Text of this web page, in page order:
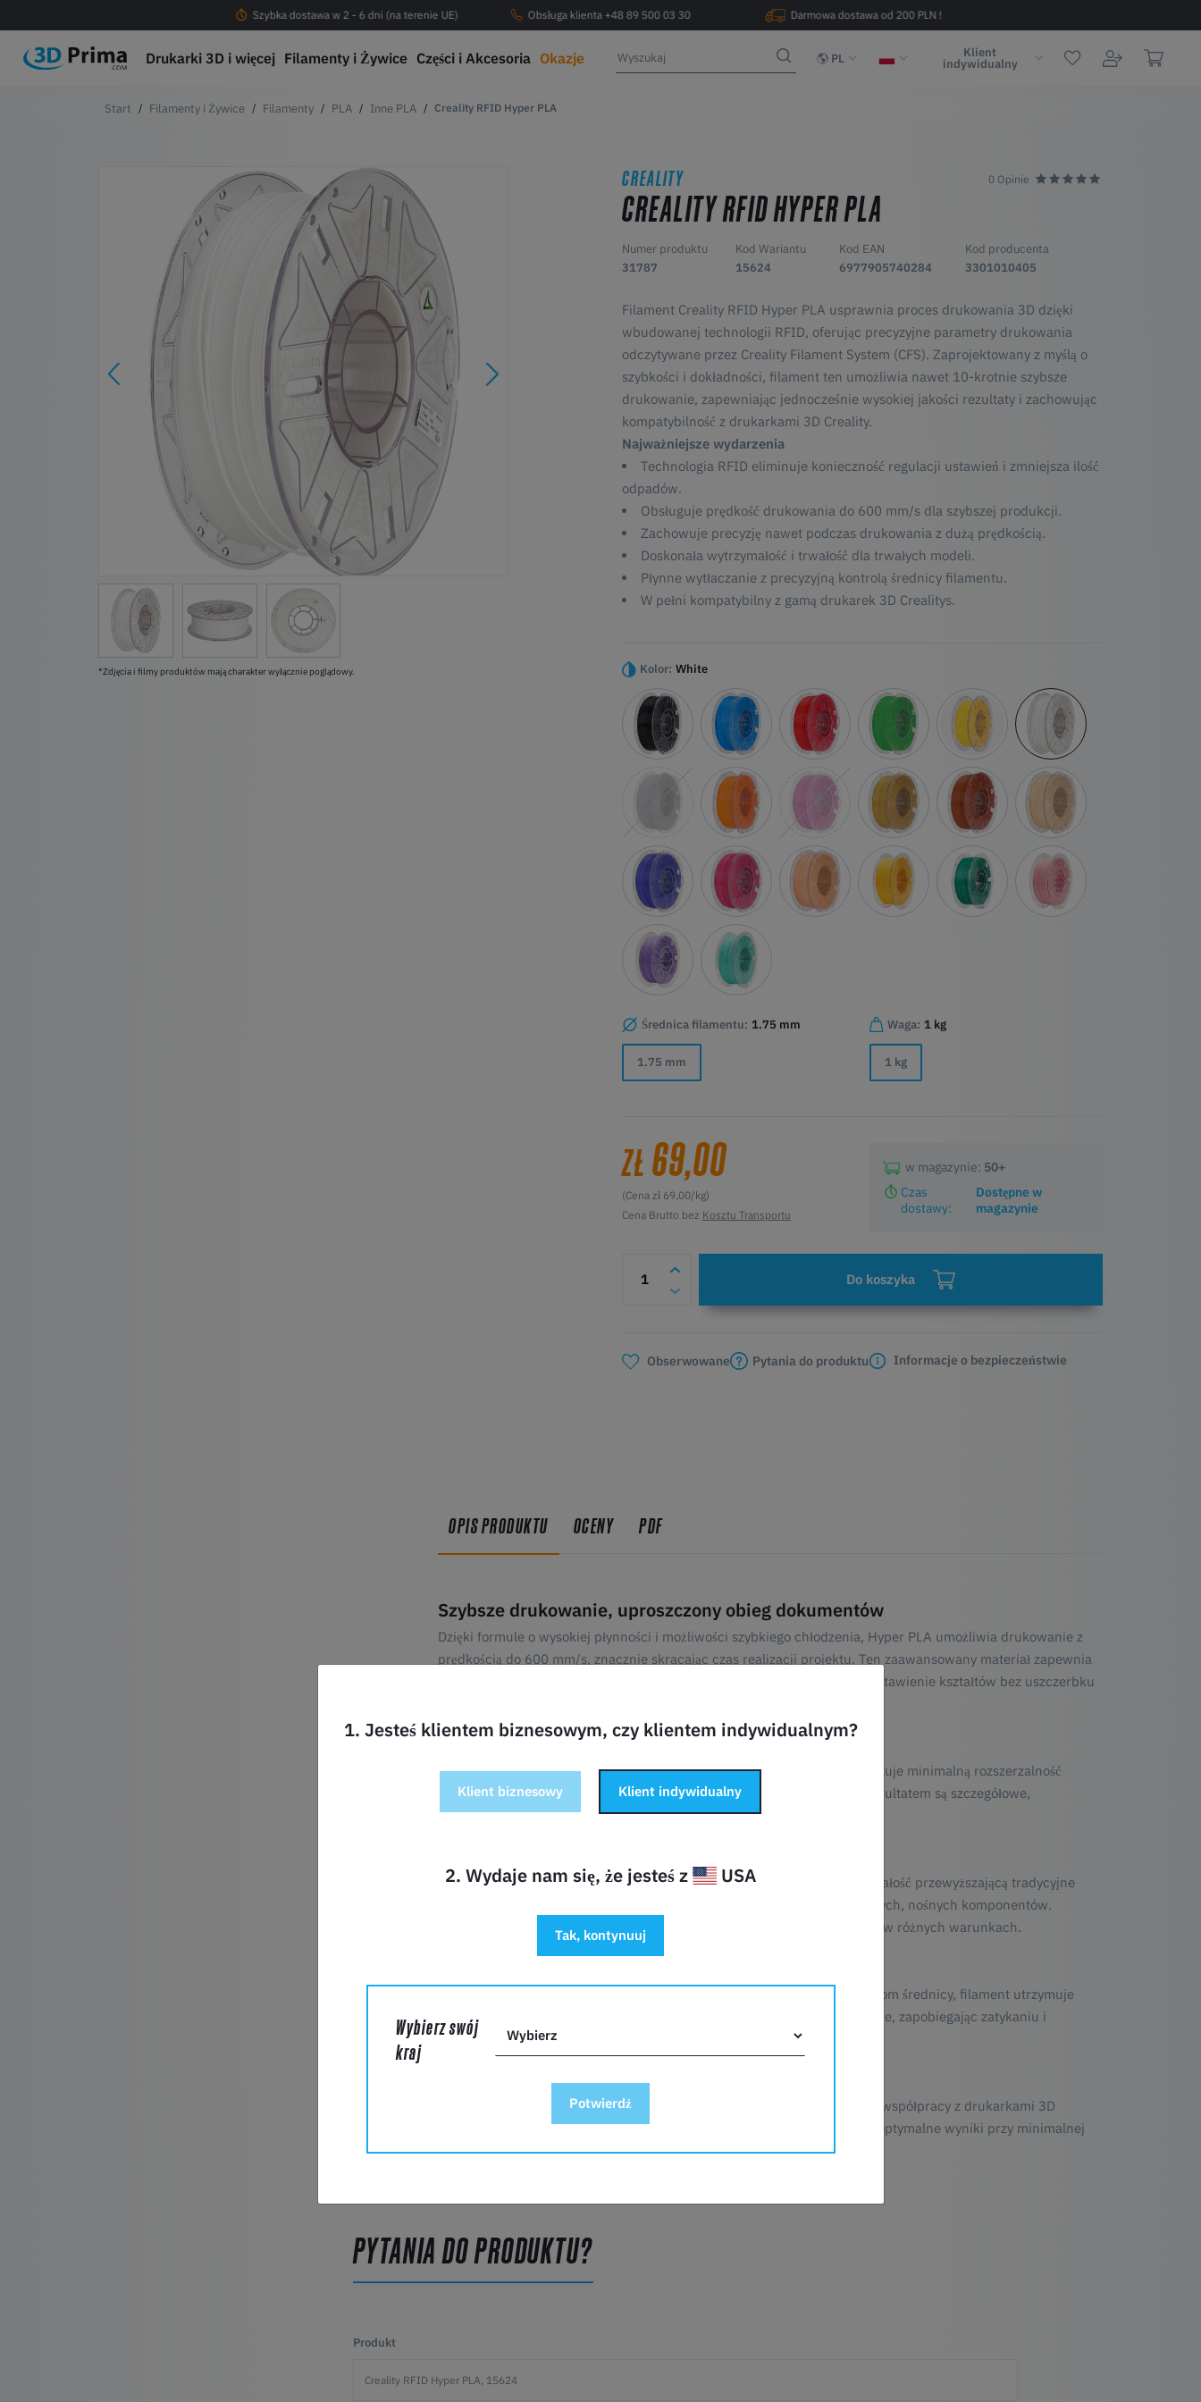
Szybka dostawa w 2 - 6 dni (na terenie UE) Obsługa klienta +48 89 500 03 30 Darmowa dostawa od 200 PLN !
Drukarki 3D i więcej Filamenty i Żywice Części i Akcesoria Okazje PL Klient
indywidualny
Filamenty i Żywice Filamenty PLA Inne PLA Creality RFID Hyper PLA
*Zdjęcia i filmy produktów mają charakter wyłącznie poglądowy.
CREALITY 0 Opinie
CREALITY RFID HYPER PLA
Numer produktu
31787
Kod Wariantu
15624
Kod EAN
6977905740284
Kod producenta
3301010405
Filament Creality RFID Hyper PLA usprawnia proces drukowania 3D dzięki
wbudowanej technologii RFID, oferując precyzyjne parametry drukowania
odczytywane przez Creality Filament System (CFS). Zaprojektowany z myślą o
szybkości i dokładności, filament ten umożliwia nawet 10-krotnie szybsze
drukowanie, zapewniając jednocześnie wysokiej jakości rezultaty i zachowując
kompatybilność z drukarkami 3D Creality.
Najważniejsze wydarzenia
Technologia RFID eliminuje konieczność regulacji ustawień i zmniejsza ilość
odpadów.
Obsługuje prędkość drukowania do 600 mm/s dla szybszej produkcji.
Zachowuje precyzję nawet podczas drukowania z dużą prędkością.
Doskonała wytrzymałość i trwałość dla trwałych modeli.
Płynne wytłaczanie z precyzyjną kontrolą średnicy filamentu.
W pełni kompatybilny z gamą drukarek 3D Crealitys.
Kolor: White
Średnica filamentu: 1.75 mm
1.75 mm
Waga: 1 kg
1 kg
ZŁ 69,00
(Cena zł 69,00/kg)
Cena Brutto bez Kosztu Transportu
w magazynie: 50+
Czas
dostawy:
Dostępne w
magazynie
Do koszyka
Obserwowane Pytania do produktu Informacje o bezpieczeństwie
OPIS PRODUKTU OCENY PDF
Szybsze drukowanie, uproszczony obieg dokumentów
Dzięki formule o wysokiej płynności i możliwości szybkiego chłodzenia, Hyper PLA umożliwia drukowanie z
prędkością do 600 mm/s, znacznie skracając czas realizacji projektu. Ten zaawansowany materiał zapewnia
spójne topienie i wytłaczanie, a szybkie chłodzenie pozwala na szybkie ustawienie kształtów bez uszczerbku
Precyzja przy wysokich prędkościach
Nawet przy bardzo wysokich prędkościach drukowania, Hyper PLA wykazuje minimalną rozszerzalność
cieplną i kurczliwość, zapewniając wyjątkową dokładność wymiarową. Rezultatem są szczegółowe,
profesjonalne modele o niezawodnej integralności strukturalnej.
Hyper PLA oferuje wytrzymałość na rozciąganie wyższą niż ABS i wytrzymałość przewyższającą tradycyjne
PLA, dzięki czemu idealnie nadaje się do projektów wymagających solidnych, nośnych komponentów.
Trwałość ta gwarantuje, że modele będą działać zgodnie z oczekiwaniami w różnych warunkach.
Dzięki automatycznemu nawijaniu i dwukierunkowym laserowym pomiarom średnicy, filament utrzymuje
precyzyjną średnicę 1,75 mm (+0,03 mm). Zapewnia to płynne wytłaczanie, zapobiegając zatykaniu i
splątaniu, co przekłada się na bezproblemowe drukowanie.
Bezproblemowa integracja z drukarkami Creality
Creality Hyper PLA został specjalnie zaprojektowany do bezproblemowej współpracy z drukarkami 3D
Creality. Ciągłe testy zapewniają wysoką zdolność adaptacji, zapewniając optymalne wyniki przy minimalnej
regulacji.
PYTANIA DO PRODUKTU?
Produkt
1. Jesteś klientem biznesowym, czy klientem indywidualnym?
Klient biznesowy Klient indywidualny
2. Wydaje nam się, że jesteś z USA
Tak, kontynuuj
Wybierz swój
kraj
Potwierdź